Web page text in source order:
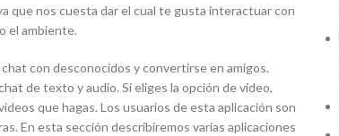
que nos cuesta dar el cual te gusta interactuar con
el ambiente.
con desconocidos y convertirse en amigos.
de texto y audio. Si eliges la opción de video,
que hagas. Los usuarios de esta aplicación son
En esta sección describiremos varias aplicaciones